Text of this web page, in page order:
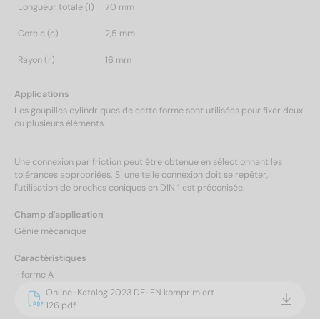
Longueur totale (l) 70 mm
Cote c (c) 2,5 mm
Rayon (r) 16 mm
Applications
Les goupilles cylindriques de cette forme sont utilisées pour fixer deux
ou plusieurs éléments.
Une connexion par friction peut être obtenue en sélectionnant les
tolérances appropriées. Si une telle connexion doit se repéter,
l'utilisation de broches coniques en DIN 1 est préconisée.
Champ d'application
Génie mécanique
Caractéristiques
- forme A
Online-Katalog 2023 DE-EN komprimiert
126.pdf